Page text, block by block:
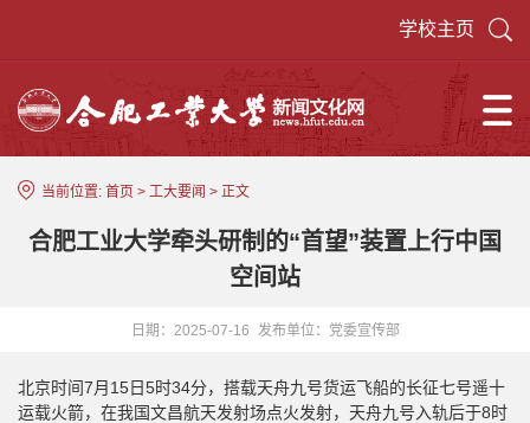
学校主页
当前位置: 首页 > 工大要闻 > 正文
合肥工业大学牵头研制的“首望”装置上行中国
空间站
日期：2025-07-16 发布单位：党委宣传部
北京时间7月15日5时34分，搭载天舟九号货运飞船的长征七号遥十
运载火箭，在我国文昌航天发射场点火发射，天舟九号入轨后于8时